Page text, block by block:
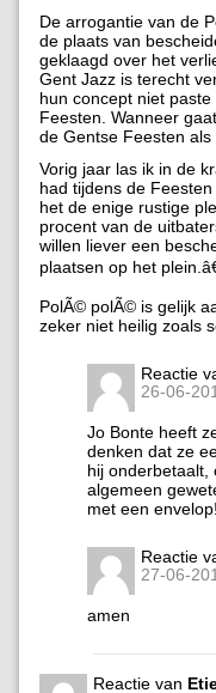
De arrogantie van de
de plaats van
geklaagd over het
Gent Jazz is terecht
hun concept niet
Feesten. Wanneer
de Gentse Feesten
Vorig jaar las ik in de
had tijdens de
het de enige rustige
procent van de
willen liever een
plaatsen op het
PolÃ© polÃ© is gelijk
zeker niet heilig zoals
Reactie
26-06-
Jo Bonte heeft
denken dat ze
hij onderbetaalt,
algemeen
met een envelop!
Reactie
27-06-
amen
Reactie van